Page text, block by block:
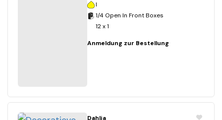
I
1/4 Open In Front Boxes
12 x 1
Anmeldung zur Bestellung
Dahlia